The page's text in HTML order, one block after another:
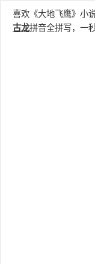
喜欢《大地飞鹰》小
古龙拼音全拼写，一